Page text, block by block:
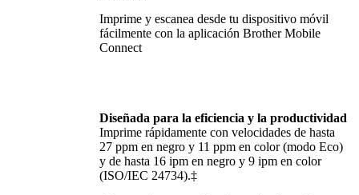
Imprime y escanea desde tu dispositivo móvil
fácilmente con la aplicación Brother Mobile
Connect
Diseñada para la eficiencia y la productividad
Imprime rápidamente con velocidades de hasta
27 ppm en negro y 11 ppm en color (modo Eco)
y de hasta 16 ipm en negro y 9 ipm en color
(ISO/IEC 24734).‡